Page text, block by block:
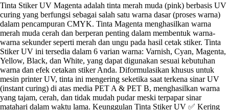
Tinta Stiker UV Magenta adalah tinta merah muda (pink) berbasis UV
curing yang berfungsi sebagai salah satu warna dasar (proses warna)
dalam pencampuran CMYK. Tinta Magenta menghasilkan warna
merah muda cerah dan berperan penting dalam membentuk warna-
warna sekunder seperti merah dan ungu pada hasil cetak stiker. Tinta
Stiker UV ini tersedia dalam 6 varian warna: Varnish, Cyan, Magenta,
Yellow, Black, dan White, yang dapat digunakan sesuai kebutuhan
warna dan efek cetakan stiker Anda. Diformulasikan khusus untuk
mesin printer UV, tinta ini mengering seketika saat terkena sinar UV
(instant curing) di atas media PET A & PET B, menghasilkan warna
yang tajam, cerah, dan tidak mudah pudar meski terpapar sinar
matahari dalam waktu lama. Keunggulan Tinta Stiker UV ✅ Kering